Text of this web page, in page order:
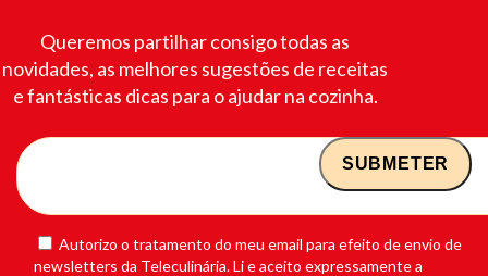
Queremos partilhar consigo todas as
novidades, as melhores sugestões de receitas
e fantásticas dicas para o ajudar na cozinha.
Autorizo o tratamento do meu email para efeito de envio de
newsletters da Teleculinária. Li e aceito expressamente a